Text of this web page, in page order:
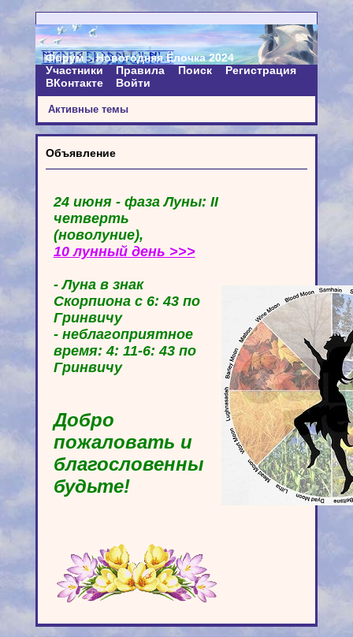
Форум
Новогодняя Ёлочка 2024
Участники
Правила Поиск
Регистрация
ВКонтакте
Войти
Активные темы
Объявление
24 июня - фаза Луны: II
четверть
(новолуние),
10 лунный день >>>
- Луна в знак
Скорпиона с 6: 43 по
Гринвичу
- неблагоприятное
время: 4: 11-6: 43 по
Гринвичу
Добро
пожаловать и
благословенны
будьте!